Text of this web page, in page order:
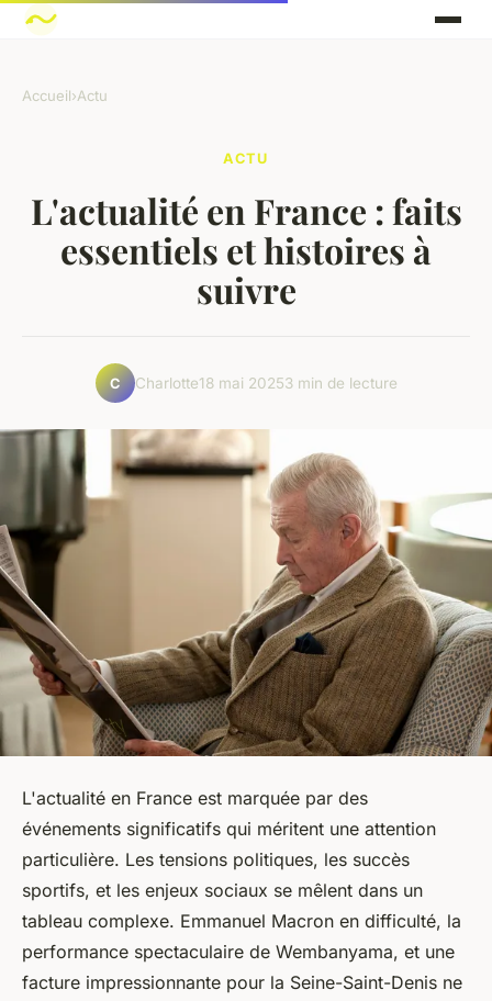
Accueil›Actu
ACTU
L'actualité en France : faits
essentiels et histoires à
suivre
C Charlotte18 mai 20253 min de lecture
L'actualité en France est marquée par des
événements significatifs qui méritent une attention
particulière. Les tensions politiques, les succès
sportifs, et les enjeux sociaux se mêlent dans un
tableau complexe. Emmanuel Macron en difficulté, la
performance spectaculaire de Wembanyama, et une
facture impressionnante pour la Seine-Saint-Denis ne